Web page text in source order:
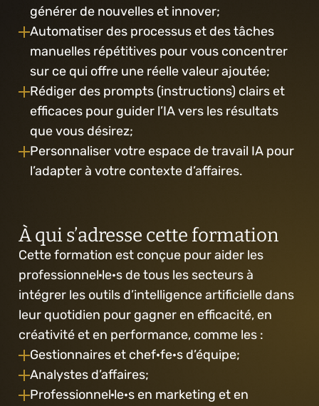
générer de nouvelles et innover;
Automatiser des processus et des tâches
manuelles répétitives pour vous concentrer
sur ce qui offre une réelle valeur ajoutée;
Rédiger des prompts (instructions) clairs et
efficaces pour guider l’IA vers les résultats
que vous désirez;
Personnaliser votre espace de travail IA pour
l’adapter à votre contexte d’affaires.
À qui s’adresse cette formation
Cette formation est conçue pour aider les
professionnel·le·s de tous les secteurs à
intégrer les outils d’intelligence artificielle dans
leur quotidien pour gagner en efficacité, en
créativité et en performance, comme les :
Gestionnaires et chef·fe·s d’équipe;
Analystes d’affaires;
Professionnel·le·s en marketing et en